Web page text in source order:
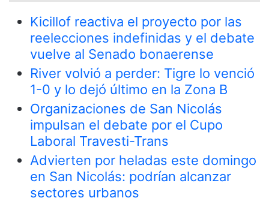
Kicillof reactiva el proyecto por las
reelecciones indefinidas y el debate
vuelve al Senado bonaerense
River volvió a perder: Tigre lo venció
1-0 y lo dejó último en la Zona B
Organizaciones de San Nicolás
impulsan el debate por el Cupo
Laboral Travesti-Trans
Advierten por heladas este domingo
en San Nicolás: podrían alcanzar
sectores urbanos